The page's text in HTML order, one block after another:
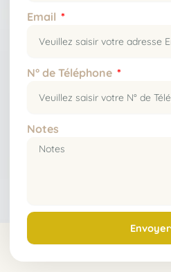
Email
N° de Téléphone
Notes
Envoyer